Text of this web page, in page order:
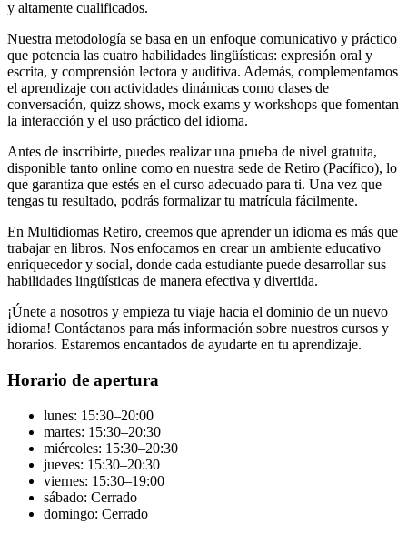
y altamente cualificados.
Nuestra metodología se basa en un enfoque comunicativo y práctico
que potencia las cuatro habilidades lingüísticas: expresión oral y
escrita, y comprensión lectora y auditiva. Además, complementamos
el aprendizaje con actividades dinámicas como clases de
conversación, quizz shows, mock exams y workshops que fomentan
la interacción y el uso práctico del idioma.
Antes de inscribirte, puedes realizar una prueba de nivel gratuita,
disponible tanto online como en nuestra sede de Retiro (Pacífico), lo
que garantiza que estés en el curso adecuado para ti. Una vez que
tengas tu resultado, podrás formalizar tu matrícula fácilmente.
En Multidiomas Retiro, creemos que aprender un idioma es más que
trabajar en libros. Nos enfocamos en crear un ambiente educativo
enriquecedor y social, donde cada estudiante puede desarrollar sus
habilidades lingüísticas de manera efectiva y divertida.
¡Únete a nosotros y empieza tu viaje hacia el dominio de un nuevo
idioma! Contáctanos para más información sobre nuestros cursos y
horarios. Estaremos encantados de ayudarte en tu aprendizaje.
Horario de apertura
lunes: 15:30–20:00
martes: 15:30–20:30
miércoles: 15:30–20:30
jueves: 15:30–20:30
viernes: 15:30–19:00
sábado: Cerrado
domingo: Cerrado